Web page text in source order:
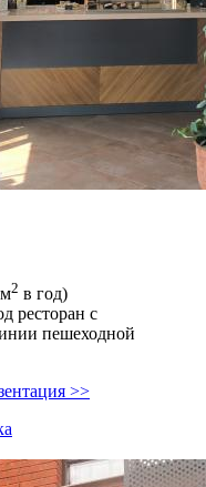
2 в год)
ресторан с
пешеходной
>>